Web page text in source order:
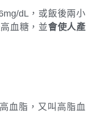
dL，或飯後兩小
血糖，並會使人產
血脂，又叫高脂血